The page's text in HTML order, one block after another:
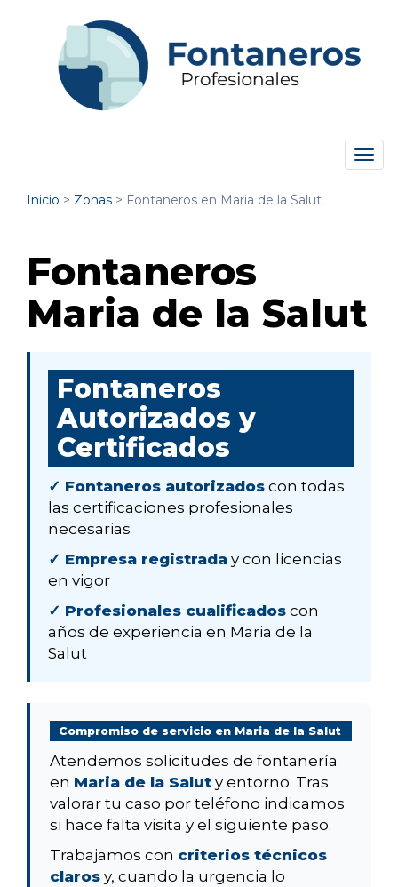
Inicio > Zonas > Fontaneros en Maria de la Salut
Fontaneros
Maria de la Salut
Fontaneros
Autorizados y
Certificados
✓ Fontaneros autorizados con todas
las certificaciones profesionales
necesarias
✓ Empresa registrada y con licencias
en vigor
✓ Profesionales cualificados con
años de experiencia en Maria de la
Salut
Compromiso de servicio en Maria de la Salut
Atendemos solicitudes de fontanería
en Maria de la Salut y entorno. Tras
valorar tu caso por teléfono indicamos
si hace falta visita y el siguiente paso.
Trabajamos con criterios técnicos
claros y, cuando la urgencia lo